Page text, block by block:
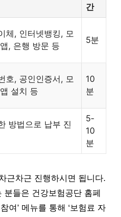
간
체, 인터넷뱅킹, 모
, 은행 방문 등
5분
호, 공인인증서, 모
설치 등
10
분
방법으로 납부 진
5-
10
분
근차근 진행하시면 됩니다.
분들은 건강보험공단 홈페
여’ 메뉴를 통해 ‘보험료 자